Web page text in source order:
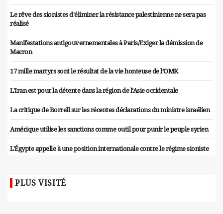
Le rêve des sionistes d'éliminer la résistance palestinienne ne sera pas
réalisé
Manifestations antigouvernementales à Paris/Exiger la démission de
Macron
17 mille martyrs sont le résultat de la vie honteuse de l’OMK
L'Iran est pour la détente dans la région de l'Asie occidentale
La critique de Borrell sur les récentes déclarations du ministre israélien
Amérique utilise les sanctions comme outil pour punir le peuple syrien
L'Égypte appelle à une position internationale contre le régime sioniste
PLUS VISITÉ